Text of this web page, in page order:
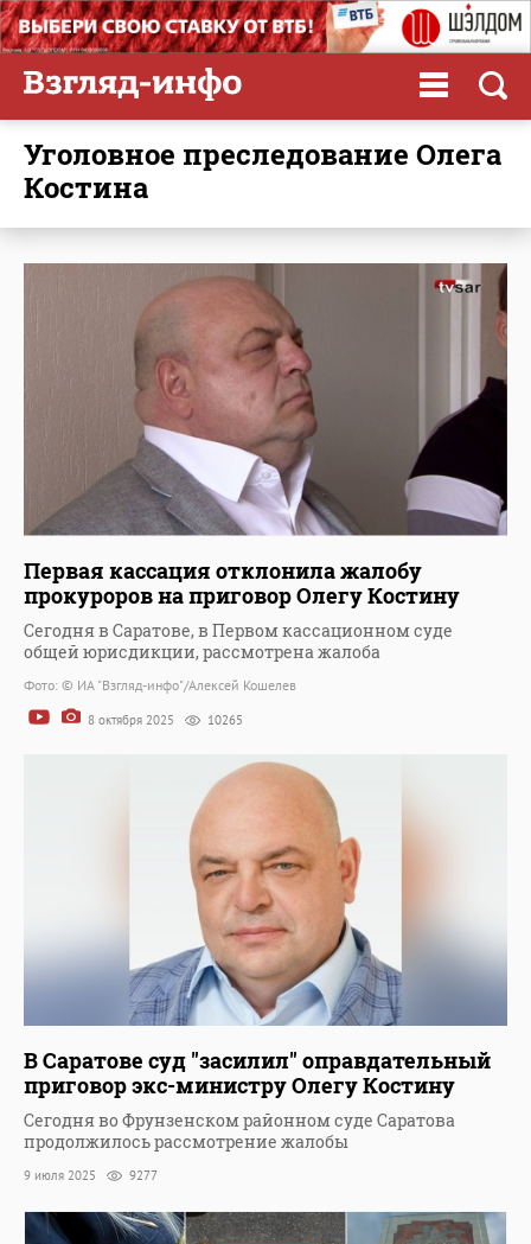
Уголовное преследование Олега
Костина
Первая кассация отклонила жалобу
прокуроров на приговор Олегу Костину
Сегодня в Саратове, в Первом кассационном суде
общей юрисдикции, рассмотрена жалоба
Фото: © ИА "Взгляд-инфо"/Алексей Кошелев
8 октября 2025 10265
В Саратове суд "засилил" оправдательный
приговор экс-министру Олегу Костину
Сегодня во Фрунзенском районном суде Саратова
продолжилось рассмотрение жалобы
9 июля 2025 9277